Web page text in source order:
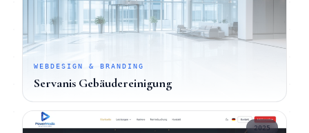
WEBDESIGN & BRANDING
Servanis Gebäudereinigung
2025